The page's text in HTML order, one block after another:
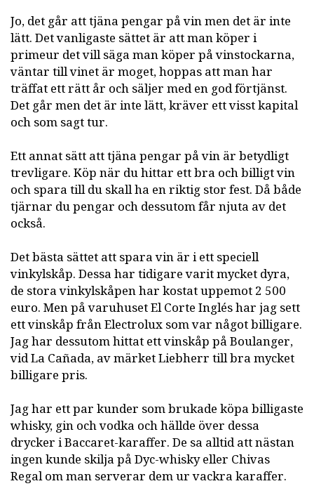
Jo, det går att tjäna pengar på vin men det är inte
lätt. Det vanligaste sättet är att man köper i
primeur det vill säga man köper på vinstockarna,
väntar till vinet är moget, hoppas att man har
träffat ett rätt år och säljer med en god förtjänst.
Det går men det är inte lätt, kräver ett visst kapital
och som sagt tur.
Ett annat sätt att tjäna pengar på vin är betydligt
trevligare. Köp när du hittar ett bra och billigt vin
och spara till du skall ha en riktig stor fest. Då både
tjärnar du pengar och dessutom får njuta av det
också.
Det bästa sättet att spara vin är i ett speciell
vinkylskåp. Dessa har tidigare varit mycket dyra,
de stora vinkylskåpen har kostat uppemot 2 500
euro. Men på varuhuset El Corte Inglés har jag sett
ett vinskåp från Electrolux som var något billigare.
Jag har dessutom hittat ett vinskåp på Boulanger,
vid La Cañada, av märket Liebherr till bra mycket
billigare pris.
Jag har ett par kunder som brukade köpa billigaste
whisky, gin och vodka och hällde över dessa
drycker i Baccaret-karaffer. De sa alltid att nästan
ingen kunde skilja på Dyc-whisky eller Chivas
Regal om man serverar dem ur vackra karaffer.